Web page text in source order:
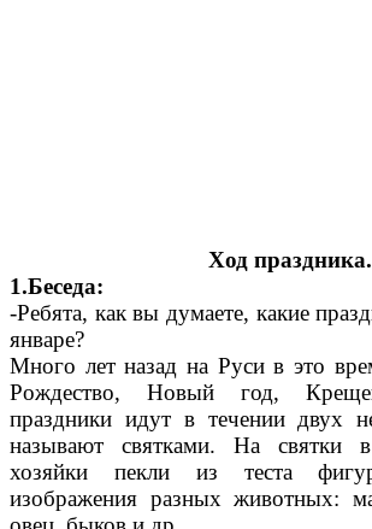
Ход праздника.
1.Беседа:
-Ребята, как вы думаете, какие
январе?
Много лет назад на Руси в это
Рождество, Новый год,
праздники идут в течении двух
называют святками. На святки
хозяйки пекли из теста
изображения разных животных: